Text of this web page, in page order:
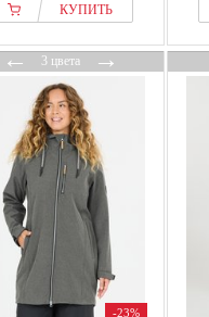
КУПИТЬ
←3 цвета→
-23%